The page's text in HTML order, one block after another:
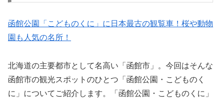
函館公園「こどものくに」に日本最古の観覧車！桜や動物
園も人気の名所！
北海道の主要都市として名高い「函館市」。今回はそんな
函館市の観光スポットのひとつ「函館公園・こどものく
に」についてご紹介します。「函館公園・こどものくに」